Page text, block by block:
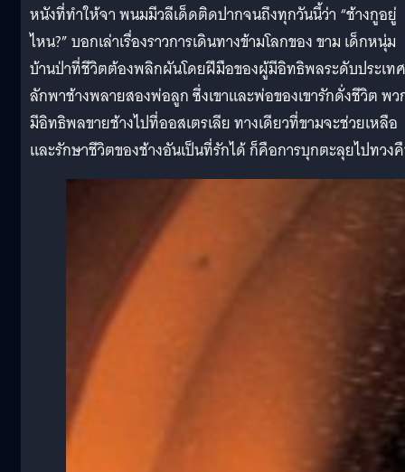
หนังที่ทำให้จา พนมมีวลีเด็ดติดปากจนถึงทุกวันนี้ว่า “ช้างกูอยู่
ไหน?” บอกเล่าเรื่องราวการเดินทางข้ามโลกของ ขาม เด็กหนุ่ม
บ้านป่าที่ชีวิตต้องพลิกผันโดยฝีมือของผู้มีอิทธิพลระดับประเท
ลักพาช้างพลายสองพ่อลูก ซึ่งเขาและพ่อของเขารักดั่งชีวิต พ
มีอิทธิพลขายช้างไปที่ออสเตรเลีย ทางเดียวที่ขามจะช่วยเหลือ
และรักษาชีวิตของช้างอันเป็นที่รักได้ ก็คือการบุกตะลุยไปทวง